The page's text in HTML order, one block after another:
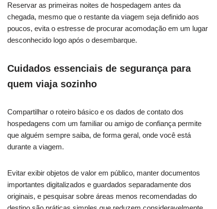
Reservar as primeiras noites de hospedagem antes da
chegada, mesmo que o restante da viagem seja definido aos
poucos, evita o estresse de procurar acomodação em um lugar
desconhecido logo após o desembarque.
Cuidados essenciais de segurança para
quem viaja sozinho
Compartilhar o roteiro básico e os dados de contato dos
hospedagens com um familiar ou amigo de confiança permite
que alguém sempre saiba, de forma geral, onde você está
durante a viagem.
Evitar exibir objetos de valor em público, manter documentos
importantes digitalizados e guardados separadamente dos
originais, e pesquisar sobre áreas menos recomendadas do